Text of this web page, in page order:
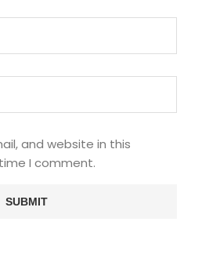
and website in this
I comment.